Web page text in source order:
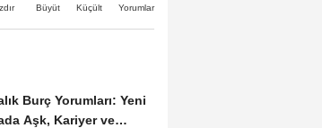
Büyüt Küçült Yorumlar
Burç Yorumları: Yeni
Aşk, Kariyer ve